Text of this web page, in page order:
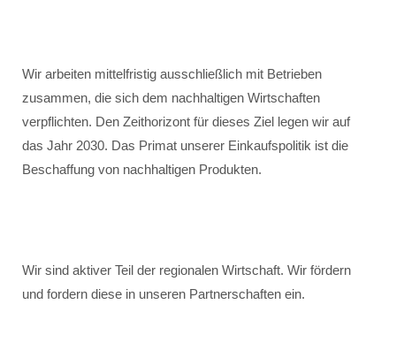
Wir arbeiten mittelfristig ausschließlich mit Betrieben
zusammen, die sich dem nachhaltigen Wirtschaften
verpflichten. Den Zeithorizont für dieses Ziel legen wir auf
das Jahr 2030. Das Primat unserer Einkaufspolitik ist die
Beschaffung von nachhaltigen Produkten.
Wir sind aktiver Teil der regionalen Wirtschaft. Wir fördern
und fordern diese in unseren Partnerschaften ein.